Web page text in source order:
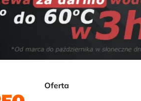
EVO seria LT
szukających oszczędności.
LT 150L
Oferta